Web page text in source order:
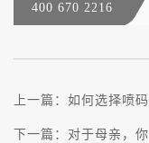
400 670 2216
上一篇： 如何选择喷
下一篇： 对于母亲，